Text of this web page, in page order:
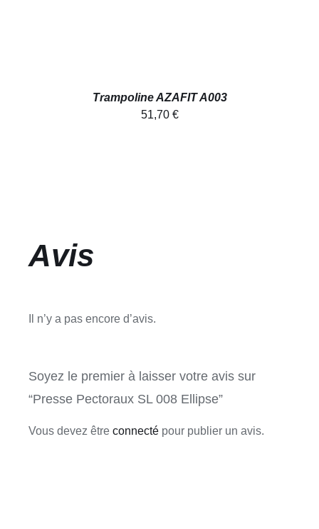
Trampoline AZAFIT A003
51,70 €
Avis
Il n’y a pas encore d’avis.
Soyez le premier à laisser votre avis sur
“Presse Pectoraux SL 008 Ellipse”
Vous devez être connectépour publier un avis.